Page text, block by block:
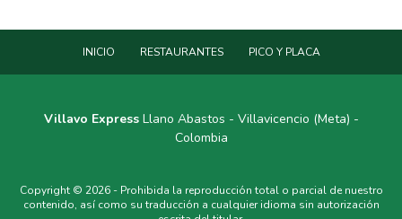
INICIO RESTAURANTES PICO Y PLACA
Villavo ExpressLlano Abastos - Villavicencio (Meta) -
Colombia
Copyright © 2026 - Prohibida la reproducción total o parcial de nuestro
contenido, así como su traducción a cualquier idioma sin autorización